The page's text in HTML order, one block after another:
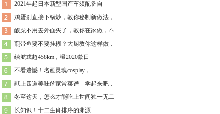
2021年起日本新型国产车须配备自
鸡蛋别直接下锅炒，教你秘制新做法，
酸菜不用去外面买了，教你在家做，不
煎带鱼要不要挂糊？大厨教你这样做，
续航或超458km，曝2020款日
不看遗憾！名画灵魂cosplay，
献上四道美味的家常菜谱，学起来吧，
冬至这天，怎么才能吃上世间独一无二
长知识！十二生肖排序的渊源